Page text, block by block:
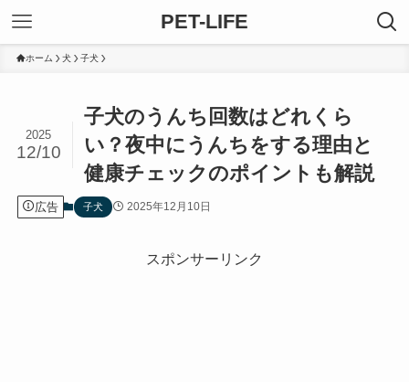
PET-LIFE
ホーム 犬 子犬
子犬のうんち回数はどれくら
い？夜中にうんちをする理由と
健康チェックのポイントも解説
2025
12/10
広告 子犬 2025年12月10日
スポンサーリンク